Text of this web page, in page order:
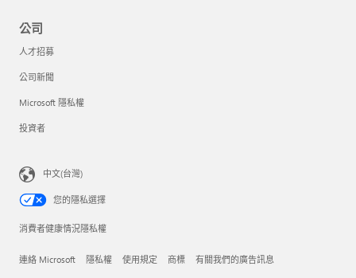
公司
人才招募
公司新聞
Microsoft 隱私權
投資者
中文(台灣)
您的隱私選擇
消費者健康情況隱私權
連絡 Microsoft 隱私權 使用規定 商標 有關我們的廣告訊息